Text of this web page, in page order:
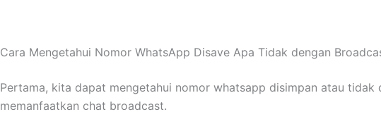
Cara Mengetahui Nomor WhatsApp Disave Apa Tidak dengan
Pertama, kita dapat mengetahui nomor whatsapp disimpan atau tidak
memanfaatkan chat broadcast.